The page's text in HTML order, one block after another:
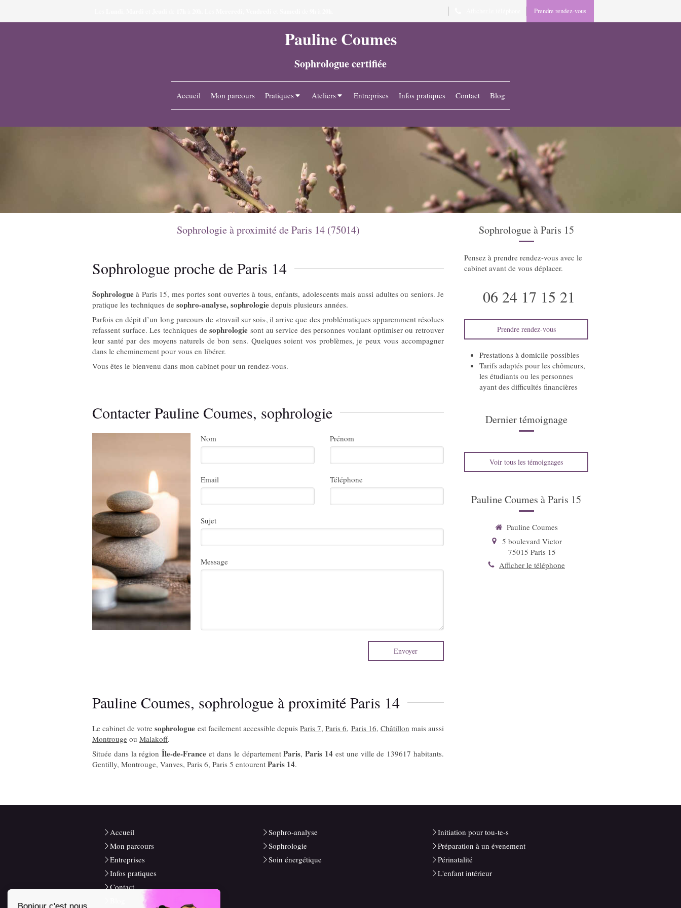
Prendre rendez-vous
Pauline Coumes
Sophrologue certifiée
Accueil Mon parcours Pratiques Ateliers Entreprises Infos pratiques Contact Blog
Sophrologie à proximité de Paris 14 (75014)
Sophrologue proche de Paris 14
Sophrologue à Paris 15, mes portes sont ouvertes à tous, enfants, adolescents mais aussi adultes ou seniors. Je
pratique les techniques de sophro-analyse, sophrologie depuis plusieurs années.
Parfois en dépit d’un long parcours de «travail sur soi», il arrive que des problématiques apparemment résolues
refassent surface. Les techniques desophrologie sont au service des personnes voulant optimiser ou retrouver
leur santé par des moyens naturels de bon sens. Quelques soient vos problèmes, je peux vous accompagner
dans le cheminement pour vous en libérer.
Vous êtes le bienvenu dans mon cabinet pour un rendez-vous.
Contacter Pauline Coumes, sophrologie
Nom Prénom
Email Téléphone
Sujet
Message
Envoyer
Pauline Coumes, sophrologue à proximité Paris 14
Le cabinet de votresophrologue est facilement accessible depuisParis 7,Paris 6, Paris 16, Châtillon mais aussi
Montrouge ou Malakoff.
Située dans la régionÎle-de-France et dans le départementParis,Paris 14 est une ville de 139617 habitants.
Gentilly, Montrouge, Vanves, Paris 6, Paris 5 entourent Paris 14.
Sophrologue à Paris 15
Pensez à prendre rendez-vous avec le
cabinet avant de vous déplacer.
06 24 17 15 21
Prendre rendez-vous
Prestations à domicile possibles
Tarifs adaptés pour les chômeurs,
les étudiants ou les personnes
ayant des difficultés financières
Dernier témoignage
Voir tous les témoignages
Pauline Coumes à Paris 15
Pauline Coumes
5 boulevard Victor
75015 Paris 15
Afficher le téléphone
Accueil
Mon parcours
Entreprises
Infos pratiques
Contact
Sophro-analyse
Sophrologie
Soin énergétique
Initiation pour tou-te-s
Préparation à un évenement
Périnatalité
L'enfant intérieur